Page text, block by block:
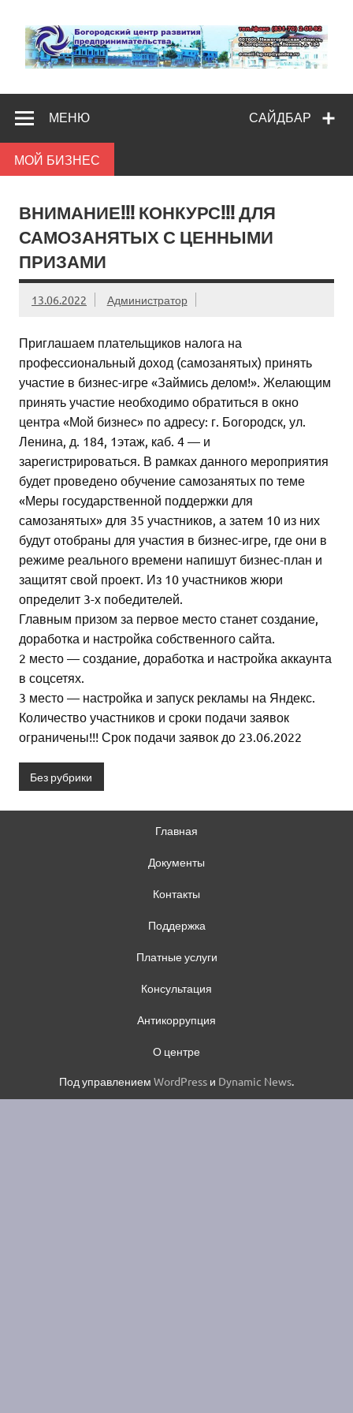
content
САЙДБАР
МЕНЮ
МОЙ БИЗНЕС
ВНИМАНИЕ!!! КОНКУРС!!! ДЛЯ
САМОЗАНЯТЫХ С ЦЕННЫМИ
ПРИЗАМИ
13.06.2022 Администратор
Приглашаем плательщиков налога на
профессиональный доход (самозанятых) принять
участие в бизнес-игре «Займись делом!». Желающим
принять участие необходимо обратиться в окно
центра «Мой бизнес» по адресу: г. Богородск, ул.
Ленина, д. 184, 1этаж, каб. 4 — и
зарегистрироваться. В рамках данного мероприятия
будет проведено обучение самозанятых по теме
«Меры государственной поддержки для
самозанятых» для 35 участников, а затем 10 из них
будут отобраны для участия в бизнес-игре, где они в
режиме реального времени напишут бизнес-план и
защитят свой проект. Из 10 участников жюри
определит 3-х победителей.
Главным призом за первое место станет создание,
доработка и настройка собственного сайта.
2 место — создание, доработка и настройка аккаунта
в соцсетях.
3 место — настройка и запуск рекламы на Яндекс.
Количество участников и сроки подачи заявок
ограничены!!! Срок подачи заявок до 23.06.2022
Без рубрики
Главная
Документы
Контакты
Поддержка
Платные услуги
Консультация
Антикоррупция
О центре
Под управлением WordPress и Dynamic News.